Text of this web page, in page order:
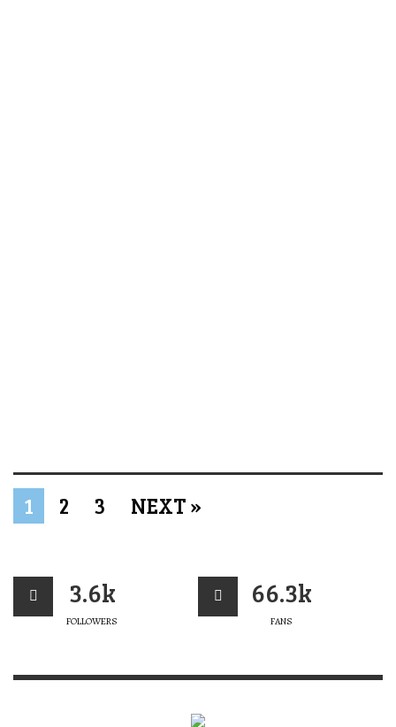
1 2 3 NEXT »
3.6k
FOLLOWERS
66.3k
FANS